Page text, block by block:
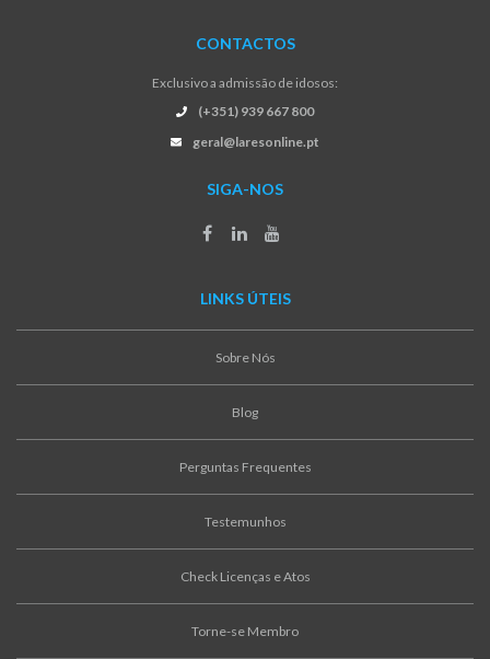
CONTACTOS
Exclusivo a admissão de idosos:
(+351) 939 667 800
geral@laresonline.pt
SIGA-NOS
LINKS ÚTEIS
Sobre Nós
Blog
Perguntas Frequentes
Testemunhos
Check Licenças e Atos
Torne-se Membro